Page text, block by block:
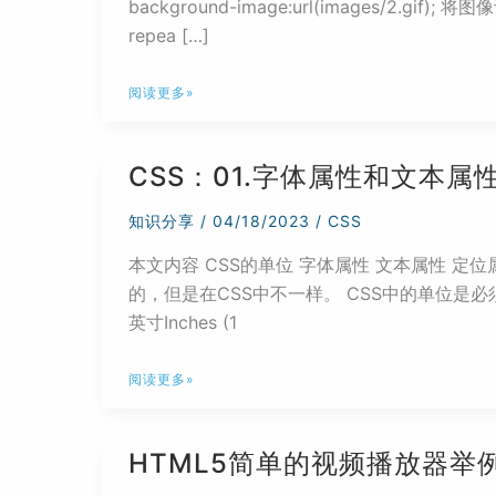
background-image:url(images/2.gif); 将图
repea […]
CSS：
景
阅读更多»
CSS：01.字体属性和文本属
知识分享 / 04/18/2023 / CSS
本文内容 CSS的单位 字体属性 文本属性 定
的，但是在CSS中不一样。 CSS中的单位是
英寸Inches (1
CSS：
体
阅读更多»
HTML5简单的视频播放器举